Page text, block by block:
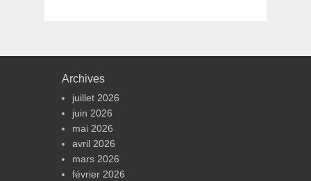
Archives
juillet 2026
juin 2026
mai 2026
avril 2026
mars 2026
février 2026